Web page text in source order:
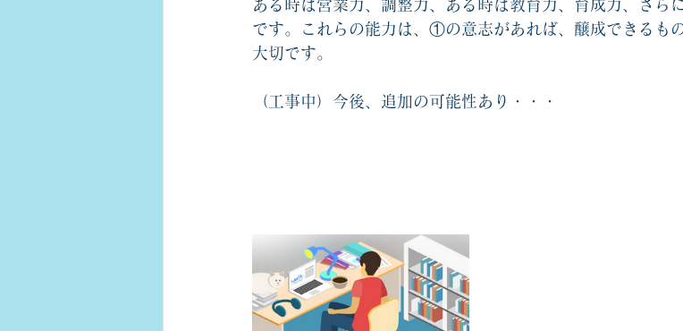
ある時は営業力、調整力、ある時は教育力、育成力、さら
です。これらの能力は、①の意志があれば、醸成できるも
大切です。
（工事中）今後、追加の可能性あり・・・